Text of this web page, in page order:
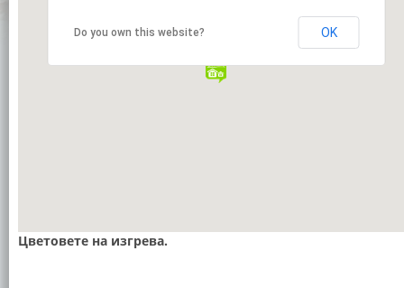
Do you own this website? OK
Цветовете на изгрева.